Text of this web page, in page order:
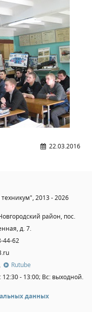
22.03.2016
2013 - 2026
район, пос.
д. 7.
44-62
,
Rutube
- 13:00; Вс: выходной.
данных